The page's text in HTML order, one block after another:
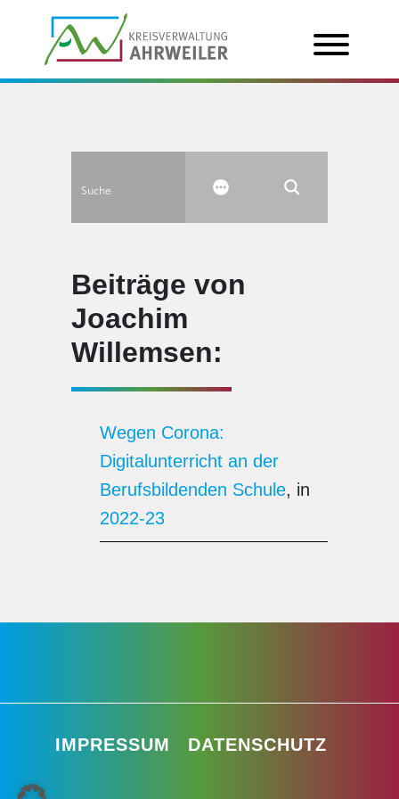
Beiträge von
Joachim
Willemsen:
Wegen Corona:
Digitalunterricht an der
Berufsbildenden Schule, in
2022-23
IMPRESSUM DATENSCHUTZ